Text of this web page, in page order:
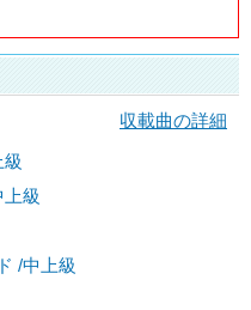
収載曲の詳細
級
/中上級